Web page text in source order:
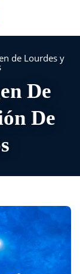
de Lourdes y
De
De